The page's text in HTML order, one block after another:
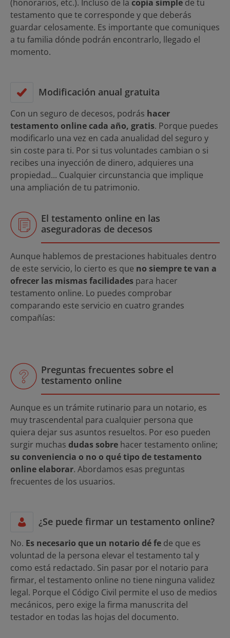
(honorarios, etc.). Incluso de la copia simple de tu
testamento que te corresponde y que deberás
guardar celosamente. Es importante que comuniques
a tu familia dónde podrán encontrarlo, llegado el
momento.
Modificación anual gratuita
Con un seguro de decesos, podrás hacer
testamento online cada año, gratis. Porque puedes
modificarlo una vez en cada anualidad del seguro y
sin coste para ti. Por si tus voluntades cambian o si
recibes una inyección de dinero, adquieres una
propiedad... Cualquier circunstancia que implique
una ampliación de tu patrimonio.
El testamento online en las
aseguradoras de decesos
Aunque hablemos de prestaciones habituales dentro
de este servicio, lo cierto es que no siempre te van a
ofrecer las mismas facilidades para hacer
testamento online. Lo puedes comprobar
comparando este servicio en cuatro grandes
compañías:
Preguntas frecuentes sobre el
testamento online
Aunque es un trámite rutinario para un notario, es
muy trascendental para cualquier persona que
quiera dejar sus asuntos resueltos. Por eso pueden
surgir muchas dudas sobre hacer testamento online;
su conveniencia o no o qué tipo de testamento
online elaborar. Abordamos esas preguntas
frecuentes de los usuarios.
¿Se puede firmar un testamento online?
No. Es necesario que un notario dé fe de que es
voluntad de la persona elevar el testamento tal y
como está redactado. Sin pasar por el notario para
firmar, el testamento online no tiene ninguna validez
legal. Porque el Código Civil permite el uso de medios
mecánicos, pero exige la firma manuscrita del
testador en todas las hojas del documento.